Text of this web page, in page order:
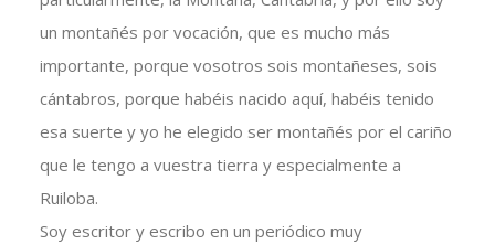
un montañés por vocación, que es mucho más
importante, porque vosotros sois montañeses, sois
cántabros, porque habéis nacido aquí, habéis tenido
esa suerte y yo he elegido ser montañés por el cariño
que le tengo a vuestra tierra y especialmente a
Ruiloba.
Soy escritor y escribo en un periódico muy